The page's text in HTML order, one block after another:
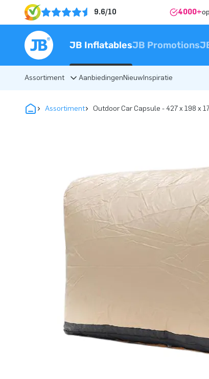
9.6/10 4000+
JB InflatablesJB Promotions
Assortiment AanbiedingenNieuwInspiratie
Assortiment Outdoor Car Capsule - 427 x 198 x